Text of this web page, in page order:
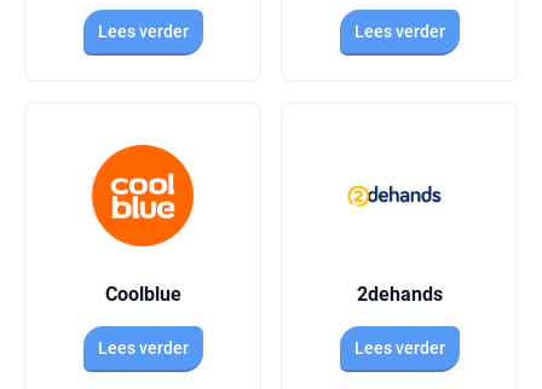
Lees verder Lees verder
Coolblue
Lees verder
2dehands
Lees verder